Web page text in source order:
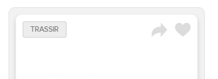
TRASSIR